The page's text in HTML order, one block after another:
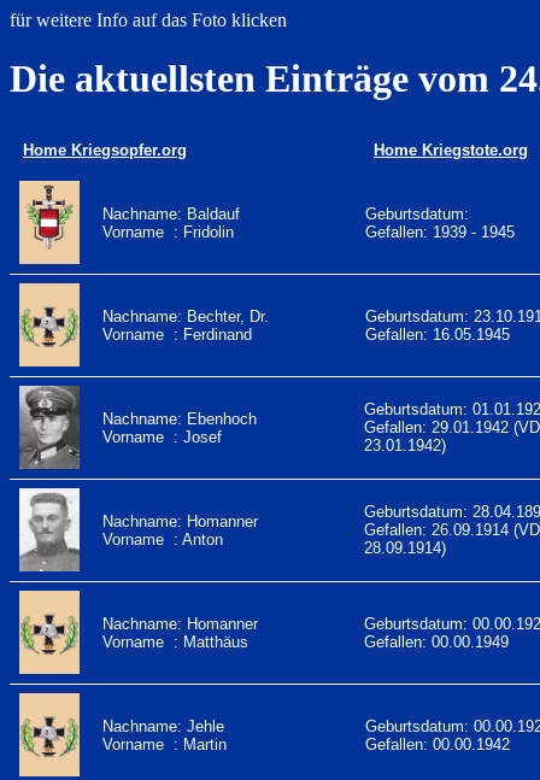
für weitere Info auf das Foto klicken
Die aktuellsten Einträge vom
Home Kriegsopfer.org Home Kriegstote.org
Nachname: Baldauf
Vorname : Fridolin
Geburtsdatum:
Gefallen: 1939 - 1945
Nachname: Bechter, Dr.
Vorname : Ferdinand
Geburtsdatum:
Gefallen: 16.05.1945
Nachname: Ebenhoch
Vorname : Josef
Geburtsdatum:
Gefallen: 29.01.1942
23.01.1942)
Nachname: Homanner
Vorname : Anton
Geburtsdatum:
Gefallen: 26.09.1914
28.09.1914)
Nachname: Homanner
Vorname : Matthäus
Geburtsdatum:
Gefallen: 00.00.1949
Nachname: Jehle
Vorname : Martin
Geburtsdatum:
Gefallen: 00.00.1942